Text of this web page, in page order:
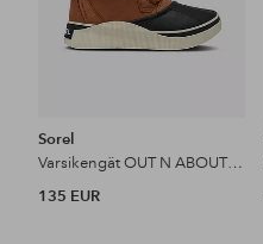
Sorel
Varsikengät OUT N ABOUT™ IV CHILLZ WP
135 EUR